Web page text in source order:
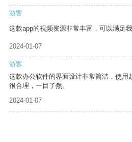
游客
这款app的视频资源非常丰富，可以满足
2024-01-07
游客
这款办公软件的界面设计非常简洁，使用
很合理，一目了然。
2024-01-07